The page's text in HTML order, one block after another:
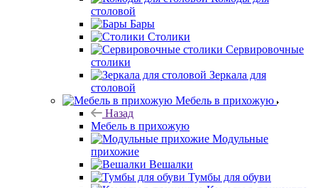
столовой
Бары
Столики
Сервировочные
столики
Зеркала для
столовой
Мебель в прихожую
Назад
Мебель в прихожую
Модульные
прихожие
Вешалки
Тумбы для обуви